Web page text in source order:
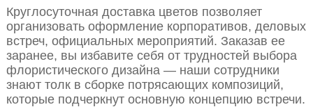
Круглосуточная доставка цветов позволяет
организовать оформление корпоративов, деловых
встреч, официальных мероприятий. Заказав ее
заранее, вы избавите себя от трудностей выбора
флористического дизайна — наши сотрудники
знают толк в сборке потрясающих композиций,
которые подчеркнут основную концепцию встречи.